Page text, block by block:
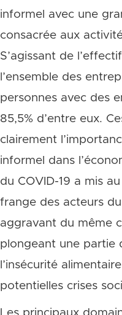
informel avec une
consacrée aux
S’agissant de
l’ensemble des
personnes avec des
85,5% d’entre eux.
clairement
informel dans
du COVID-19 a mis
frange des acteurs
aggravant du même
plongeant une partie
l’insécurité
potentielles crises